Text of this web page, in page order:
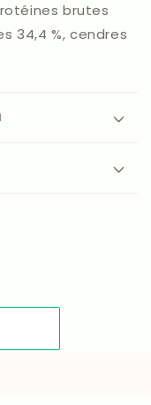
brutes
34,4 %, cendres